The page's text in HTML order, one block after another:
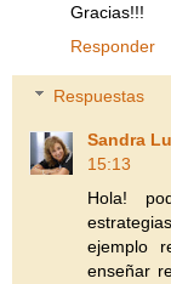
Gracias!!!
Responder
Respuestas
Sandra
15:13
Hola!
ejemplo
enseñar